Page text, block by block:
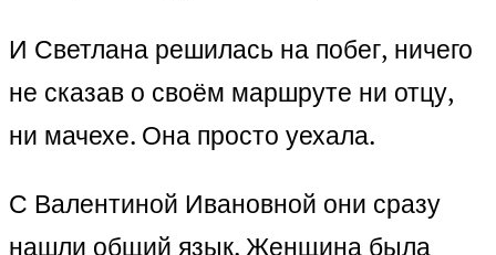
И Светлана решилась на побег, ничего
не сказав о своём маршруте ни отцу,
ни мачехе. Она просто уехала.
С Валентиной Ивановной они сразу
нашли общий язык. Женщина была